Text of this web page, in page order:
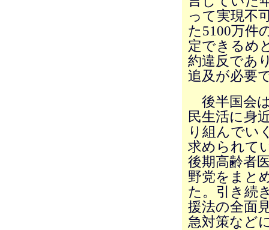
って実現不
た5100万件
定できるめ
約違反であ
追及が必要
後半国会
民生活に身
り組んでい
求められて
後期高齢者
野党をまと
た。引き続
援法の全面
急対策など